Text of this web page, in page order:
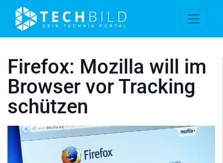
Firefox: Mozilla will im
Browser vor Tracking
schützen